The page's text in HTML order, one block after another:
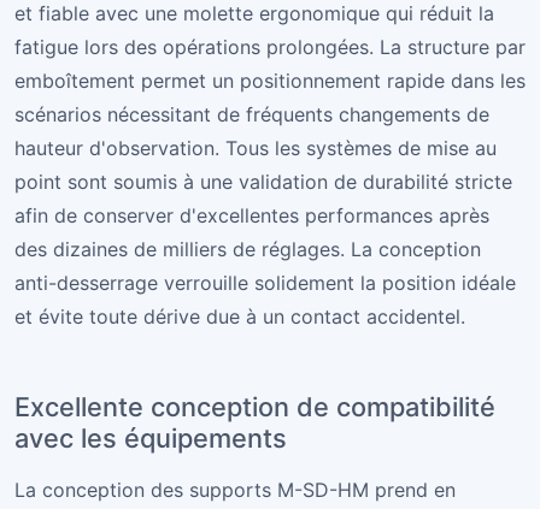
et fiable avec une molette ergonomique qui réduit la
fatigue lors des opérations prolongées. La structure par
emboîtement permet un positionnement rapide dans les
scénarios nécessitant de fréquents changements de
hauteur d'observation. Tous les systèmes de mise au
point sont soumis à une validation de durabilité stricte
afin de conserver d'excellentes performances après
des dizaines de milliers de réglages. La conception
anti-desserrage verrouille solidement la position idéale
et évite toute dérive due à un contact accidentel.
Excellente conception de compatibilité
avec les équipements
La conception des supports M-SD-HM prend en